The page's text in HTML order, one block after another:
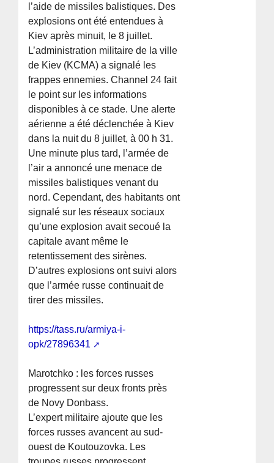
l’aide de missiles balistiques. Des
explosions ont été entendues à
Kiev après minuit, le 8 juillet.
L’administration militaire de la ville
de Kiev (KCMA) a signalé les
frappes ennemies. Channel 24 fait
le point sur les informations
disponibles à ce stade. Une alerte
aérienne a été déclenchée à Kiev
dans la nuit du 8 juillet, à 00 h 31.
Une minute plus tard, l’armée de
l’air a annoncé une menace de
missiles balistiques venant du
nord. Cependant, des habitants ont
signalé sur les réseaux sociaux
qu’une explosion avait secoué la
capitale avant même le
retentissement des sirènes.
D’autres explosions ont suivi alors
que l’armée russe continuait de
tirer des missiles.
https://tass.ru/armiya-i-
opk/27896341
Marotchko : les forces russes
progressent sur deux fronts près
de Novy Donbass.
L’expert militaire ajoute que les
forces russes avancent au sud-
ouest de Koutouzovka. Les